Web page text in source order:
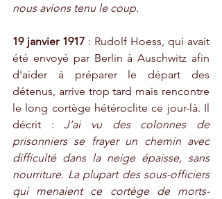
nous avions tenu le coup.
19 janvier 1917 : Rudolf Hoess, qui avait
été envoyé par Berlin à Auschwitz afin
d'aider à préparer le départ des
détenus, arrive trop tard mais rencontre
le long cortège hétéroclite ce jour-là. Il
décrit : J’ai vu des colonnes de
prisonniers se frayer un chemin avec
difficulté dans la neige épaisse, sans
nourriture. La plupart des sous-officiers
qui menaient ce cortège de morts-